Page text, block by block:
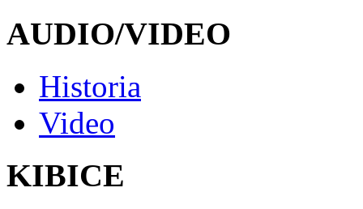
AUDIO/VIDEO
Historia
Video
KIBICE